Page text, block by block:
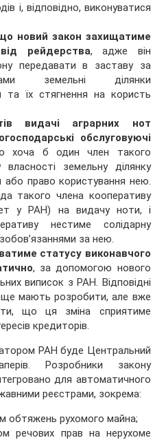
і, відповідно, виконуватися
новий закон захищатиме
рейдерства, адже він
передавати в заставу за
земельні ділянки
та їх стягнення на користь
видачі аграрних нот
обслуговуючі
хоча б один член такого
земельну ділянку
або право користування нею.
такого члена кооперативу
у РАН) на видачу ноти, і
нестиме солідарну
за нею.
статусу виконавчого
, за допомогою нового
виписок з РАН. Відповідні
ще мають розробити, але вже
що ця зміна сприятиме
кредиторів.
РАН буде Центральний
Розробники закону
для автоматичного
реєстрами, зокрема:
обтяжень рухомого майна;
речових прав на нерухоме